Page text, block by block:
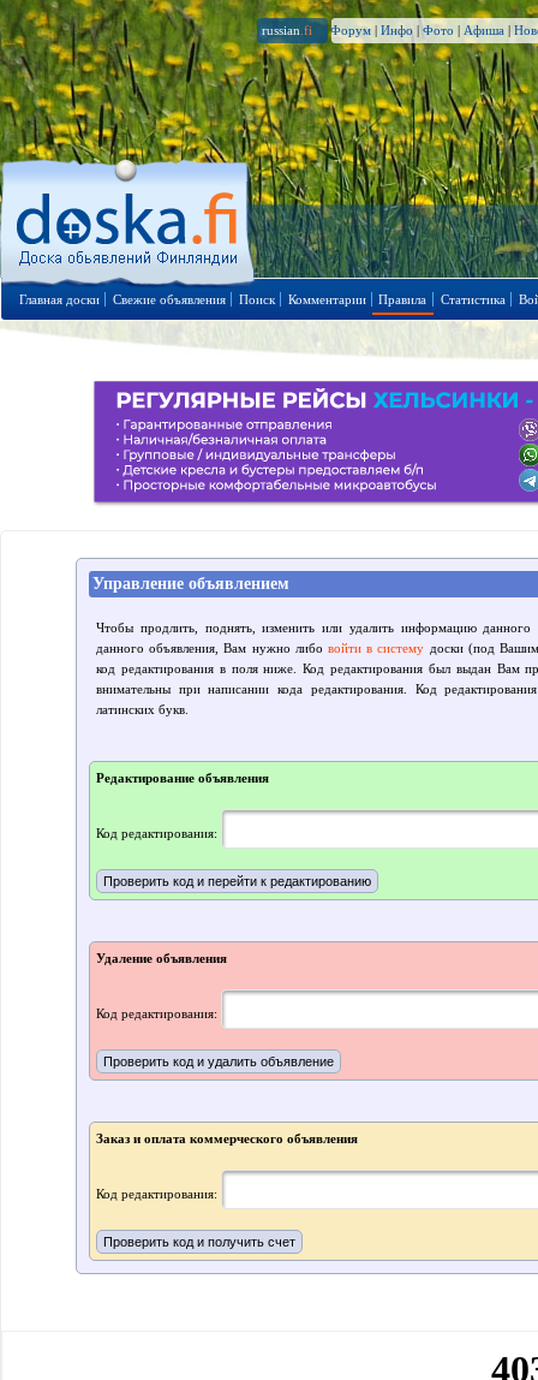
russian .fi Форум | Инфо | Фото | Афиша |
Главная доски Свежие объявления Поиск Комментарии Правила Статистика
Управление объявлением
Чтобы продлить, поднять, изменить или удалить информацию
данного объявления, Вам нужно либо войти в систему доски (под
код редактирования в поля ниже. Код редактирования был выдан Вам
внимательны при написании кода редактирования. Код
латинских букв.
Редактирование объявления
Код редактирования:
Удаление объявления
Код редактирования:
Заказ и оплата коммерческого объявления
Код редактирования: